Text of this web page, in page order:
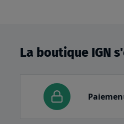
La boutique IGN